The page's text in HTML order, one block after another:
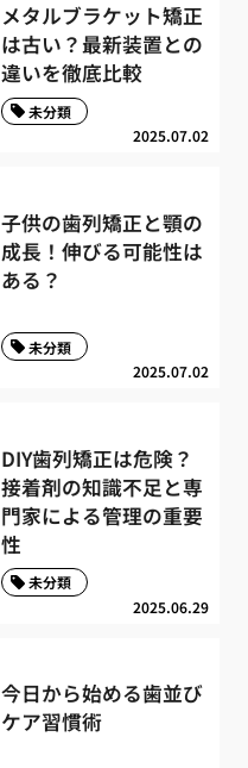
メタルブラケット矯正
は古い？最新装置との
違いを徹底比較
2025.07.02
未分類
子供の歯列矯正と顎の
成長！伸びる可能性は
ある？
2025.07.02
未分類
DIY歯列矯正は危険？
接着剤の知識不足と専
門家による管理の重要
性
2025.06.29
未分類
今日から始める歯並び
ケア習慣術